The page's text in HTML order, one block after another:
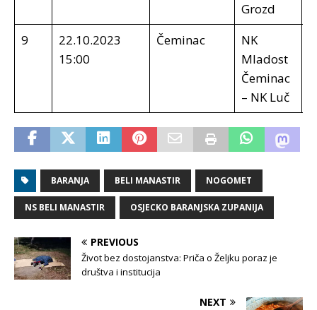
Grozd
9
22.10.2023
15:00
Čeminac
NK
Mladost
Čeminac
– NK Luč
BARANJA BELI MANASTIR NOGOMET
NS BELI MANASTIR OSJECKO BARANJSKA ZUPANIJA
PREVIOUS
Život bez dostojanstva: Priča o Željku poraz je
društva i institucija
NEXT